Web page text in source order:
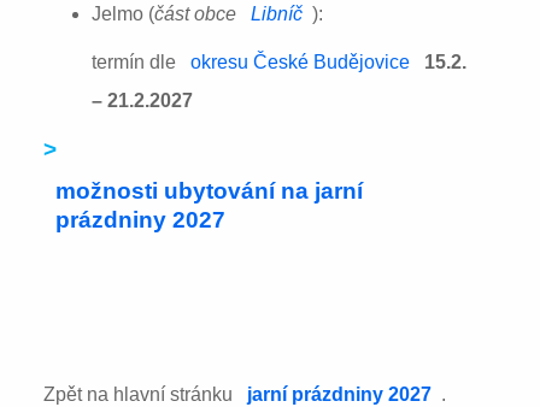
Jelmo (část obce Libníč ):
termín dle okresu České Budějovice
15.2.
– 21.2.2027
>
možnosti ubytování na jarní
prázdniny 2027
Zpět na hlavní stránku jarní prázdniny 2027 .